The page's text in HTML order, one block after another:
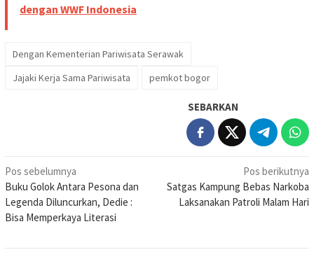
dengan WWF Indonesia
Dengan Kementerian Pariwisata Serawak
Jajaki Kerja Sama Pariwisata
pemkot bogor
SEBARKAN
Navigasi
pos
Pos sebelumnya
Buku Golok Antara Pesona dan
Legenda Diluncurkan, Dedie :
Bisa Memperkaya Literasi
Pos berikutnya
Satgas Kampung Bebas Narkoba
Laksanakan Patroli Malam Hari